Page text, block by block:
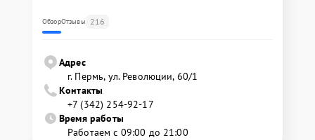
ОбзорОтзывы 216
Адрес
г. Пермь, ул. ​Революции, 60/1
Контакты
+7 (342) 254-92-17
Время работы
Работаем с 09:00 до 21:00